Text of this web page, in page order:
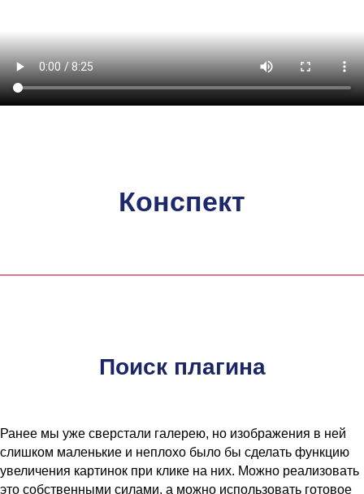
Конспект
Поиск плагина
Ранее мы уже сверстали галерею, но изображения в ней
слишком маленькие и неплохо было бы сделать функцию
увеличения картинок при клике на них. Можно реализовать
это собственными силами, а можно использовать готовое